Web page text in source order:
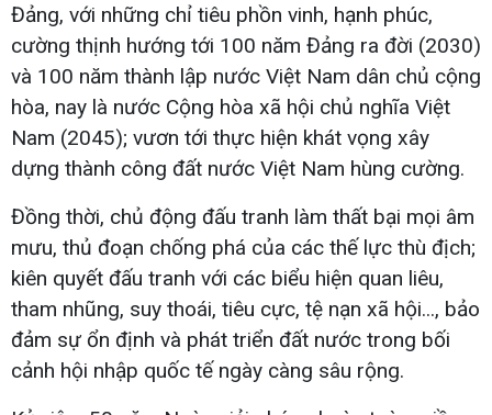
Đảng, với những chỉ tiêu phồn vinh, hạnh phúc,
cường thịnh hướng tới 100 năm Đảng ra đời (2030)
và 100 năm thành lập nước Việt Nam dân chủ cộng
hòa, nay là nước Cộng hòa xã hội chủ nghĩa Việt
Nam (2045); vươn tới thực hiện khát vọng xây
dựng thành công đất nước Việt Nam hùng cường.
Đồng thời, chủ động đấu tranh làm thất bại mọi âm
mưu, thủ đoạn chống phá của các thế lực thù địch;
kiên quyết đấu tranh với các biểu hiện quan liêu,
tham nhũng, suy thoái, tiêu cực, tệ nạn xã hội..., bảo
đảm sự ổn định và phát triển đất nước trong bối
cảnh hội nhập quốc tế ngày càng sâu rộng.